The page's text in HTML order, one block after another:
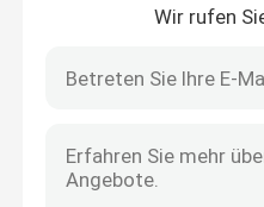
Pneumatik-Magnetventil
Wir rufen